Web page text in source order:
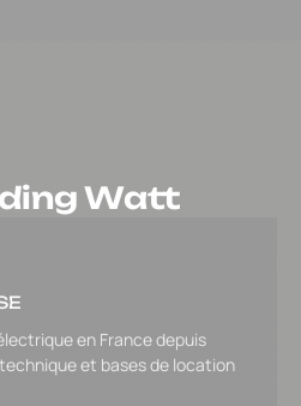
Watt
en France depuis
et bases de location